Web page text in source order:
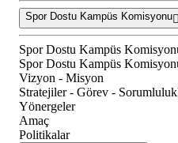
Spor Dostu Kampüs Komisyonu
Spor Dostu Kampüs
Spor Dostu Kampüs
Vizyon - Misyon
Stratejiler - Görev -
Yönergeler
Amaç
Politikalar